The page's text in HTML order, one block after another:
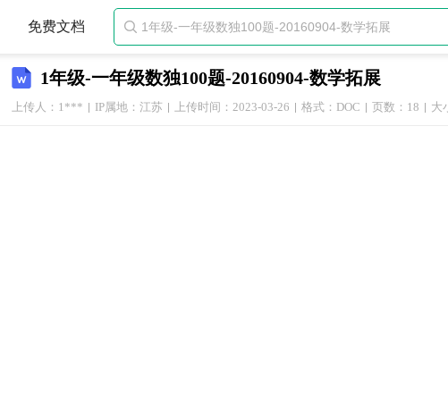
免费文档 
1年级-一年级数独100题-20160904-数学拓展
上传人：1*** IP属地：江苏 上传时间：2023-03-26 格式：DOC 页数：18 大